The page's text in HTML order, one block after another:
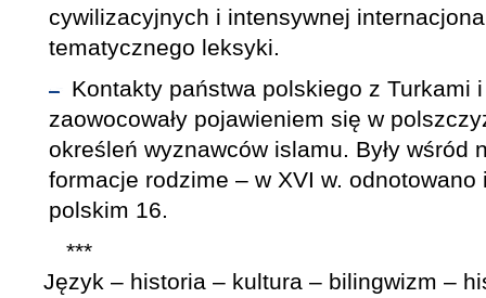
cywilizacyjnych i intensywnej
tematycznego leksyki.
Kontakty państwa polskiego z Turkami
zaowocowały pojawieniem się w
określeń wyznawców islamu. Były wśród
formacje rodzime – w XVI w. odnotowano
polskim 16.
***
Język – historia – kultura – bilingwizm –